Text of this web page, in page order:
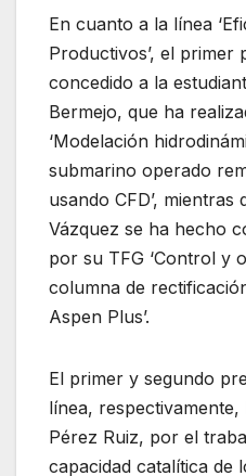
En cuanto a la línea
Productivos’, el primer
concedido a la
Bermejo, que ha
‘Modelación
submarino operado
usando CFD’, mientras
Vázquez se ha hecho
por su TFG ‘Control y
columna de
Aspen Plus’.
El primer y segundo
línea,
Pérez Ruiz, por el
capacidad catalítica de